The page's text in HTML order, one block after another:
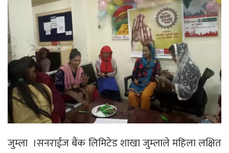
जुम्ला ।सनराईज बैंक लिमिटेड शाखा जुम्लाले महिला लक्षित